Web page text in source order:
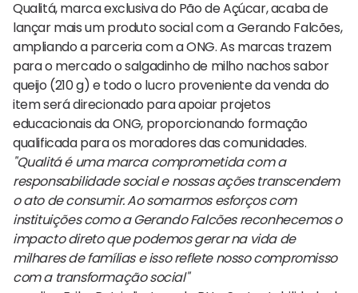
Qualitá, marca exclusiva do Pão de Açúcar, acaba de
lançar mais um produto social com a Gerando Falcões,
ampliando a parceria com a ONG. As marcas trazem
para o mercado o salgadinho de milho nachos sabor
queijo (210 g) e todo o lucro proveniente da venda do
item será direcionado para apoiar projetos
educacionais da ONG, proporcionando formação
qualificada para os moradores das comunidades.
"Qualitá é uma marca comprometida com a
responsabilidade social e nossas ações transcendem
o ato de consumir. Ao somarmos esforços com
instituições como a Gerando Falcões reconhecemos o
impacto direto que podemos gerar na vida de
milhares de famílias e isso reflete nosso compromisso
com a transformação social"